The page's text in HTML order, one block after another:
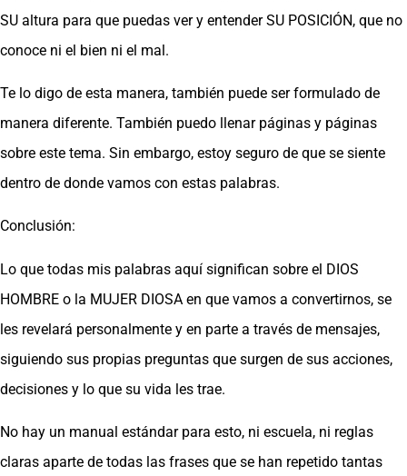
SU altura para que puedas ver y entender SU POSICIÓN, que no
conoce ni el bien ni el mal.
Te lo digo de esta manera, también puede ser formulado de
manera diferente. También puedo llenar páginas y páginas
sobre este tema. Sin embargo, estoy seguro de que se siente
dentro de donde vamos con estas palabras.
Conclusión:
Lo que todas mis palabras aquí significan sobre el DIOS
HOMBRE o la MUJER DIOSA en que vamos a convertirnos, se
les revelará personalmente y en parte a través de mensajes,
siguiendo sus propias preguntas que surgen de sus acciones,
decisiones y lo que su vida les trae.
No hay un manual estándar para esto, ni escuela, ni reglas
claras aparte de todas las frases que se han repetido tantas